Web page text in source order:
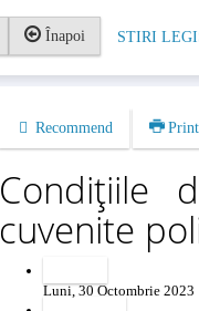
Înapoi STIRI
Recommend Print
Condițiile
cuvenite
Luni, 30 Octombrie 2023